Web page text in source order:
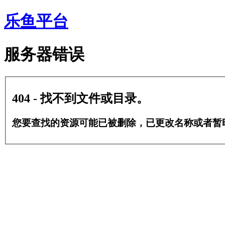
乐鱼平台
服务器错误
404 - 找不到文件或目录。
您要查找的资源可能已被删除，已更改名称或者暂